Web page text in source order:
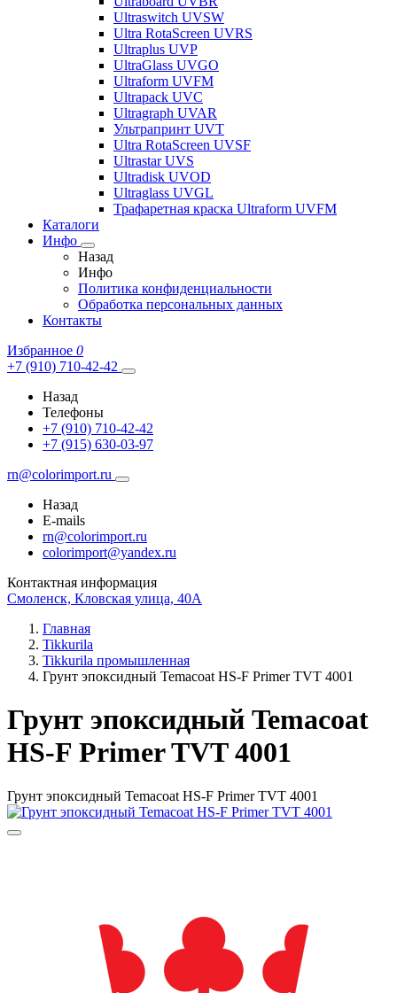
Ultraswitch UVSW
Ultra RotaScreen UVRS
Ultraplus UVP
UltraGlass UVGO
Ultraform UVFM
Ultrapack UVC
Ultragraph UVAR
Ультрапринт UVT
Ultra RotaScreen UVSF
Ultrastar UVS
Ultradisk UVOD
Ultraglass UVGL
Трафаретная краска Ultraform UVFM
Каталоги
Инфо
Назад
Инфо
Политика конфиденциальности
Обработка персональных данных
Контакты
Избранное 0
+7 (910) 710-42-42
Назад
Телефоны
+7 (910) 710-42-42
+7 (915) 630-03-97
rn@colorimport.ru
Назад
E-mails
rn@colorimport.ru
colorimport@yandex.ru
Контактная информация
Смоленск, Кловская улица, 40А
Главная
Tikkurila
Tikkurila промышленная
Грунт эпоксидный Temacoat HS-F Primer TVT 4001
Грунт эпоксидный Temacoat
HS-F Primer TVT 4001
Грунт эпоксидный Temacoat HS-F Primer TVT 4001